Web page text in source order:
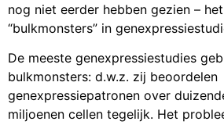
nog niet eerder hebben gezien –
“bulkmonsters” in
De meeste genexpressiestudies
bulkmonsters: d.w.z. zij beoordelen
genexpressiepatronen over
miljoenen cellen tegelijk. Het